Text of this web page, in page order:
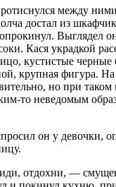
между
достал из
Выглядел
Кася украдкой
кустистые черные
крупная фигура.
но при
то неведомым
он у девочки,
отдохни, —